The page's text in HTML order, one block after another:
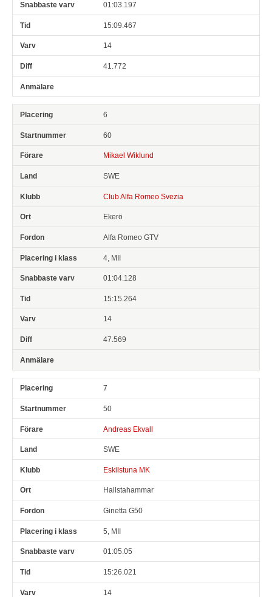
01:03.197
15:09.467
14
41.772
6
60
Mikael Wiklund
SWE
Club Alfa Romeo Svezia
Ekerö
Alfa Romeo GTV
4, MII
01:04.128
15:15.264
14
47.569
7
50
Andreas Ekvall
SWE
Eskilstuna MK
Hallstahammar
Ginetta G50
5, MII
01:05.05
15:26.021
14